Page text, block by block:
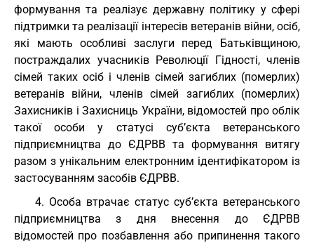
формування та реалізує державну політику у сфері
підтримки та реалізації інтересів ветеранів війни, осіб,
які мають особливі заслуги перед Батьківщиною,
постраждалих учасників Революції Гідності, членів
сімей таких осіб і членів сімей загиблих (померлих)
ветеранів війни, членів сімей загиблих (померлих)
Захисників і Захисниць України, відомостей про облік
такої особи у статусі суб’єкта ветеранського
підприємництва до ЄДРВВ та формування витягу
разом з унікальним електронним ідентифікатором із
застосуванням засобів ЄДРВВ.
4. Особа втрачає статус суб’єкта ветеранського
підприємництва з дня внесення до ЄДРВВ
відомостей про позбавлення або припинення такого